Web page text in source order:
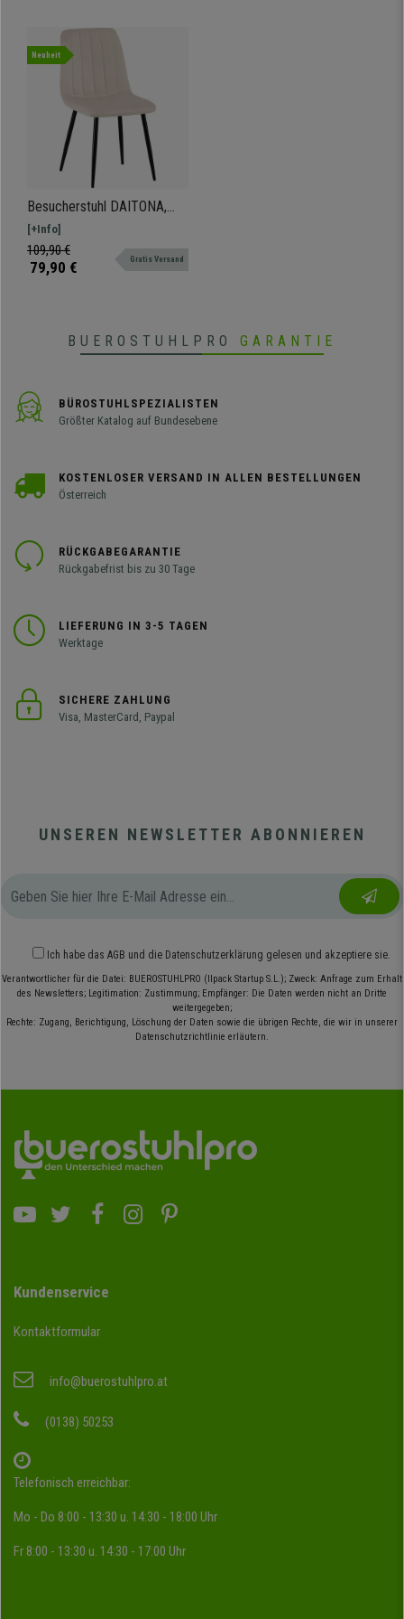
Neuheit
Besucherstuhl DAITONA,
bequem und modern, aus
Samt; Creme
[+Info]
109,90 €
79,90 € Gratis Versand
BUEROSTUHLPRO GARANTIE
BÜROSTUHLSPEZIALISTEN
Größter Katalog auf Bundesebene
KOSTENLOSER VERSAND IN ALLEN BESTELLUNGEN
Österreich
RÜCKGABEGARANTIE
Rückgabefrist bis zu 30 Tage
LIEFERUNG IN 3-5 TAGEN
Werktage
SICHERE ZAHLUNG
Visa, MasterCard, Paypal
UNSEREN NEWSLETTER ABONNIEREN
Ich habe das AGB und die Datenschutzerklärung gelesen und akzeptiere sie.
Verantwortlicher für die Datei: BUEROSTUHLPRO (Ilpack Startup S.L.); Zweck: Anfrage zum Erhalt
des Newsletters; Legitimation: Zustimmung; Empfänger: Die Daten werden nicht an Dritte
weitergegeben;
Rechte: Zugang, Berichtigung, Löschung der Daten sowie die übrigen Rechte, die wir in unserer
Datenschutzrichtlinie erläutern.
Kundenservice
Kontaktformular
info@buerostuhlpro.at
(0138) 50253
Telefonisch erreichbar:
Mo - Do 8:00 - 13:30 u. 14:30 - 18:00 Uhr
Fr 8:00 - 13:30 u. 14:30 - 17:00 Uhr